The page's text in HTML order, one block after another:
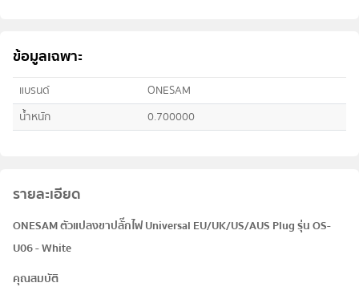
ข้อมูลเฉพาะ
แบรนด์
ONESAM
น้ำหนัก
0.700000
รายละเอียด
ONESAM ตัวแปลงขาปลั๊กไฟ Universal EU/UK/US/AUS Plug รุ่น OS-
U06 - White
คุณสมบัติ